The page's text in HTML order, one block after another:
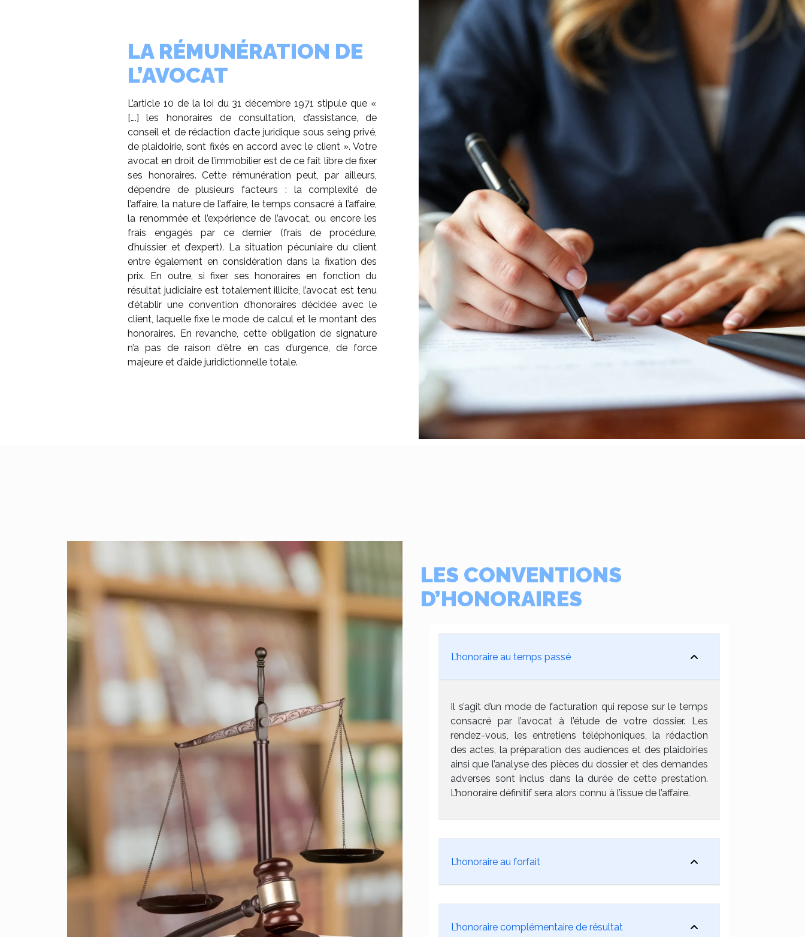
LA RÉMUNÉRATION DE
L’AVOCAT
L’article 10 de la loi du 31 décembre 1971 stipule que «
[….] les honoraires de consultation, d’assistance, de
conseil et de rédaction d’acte juridique sous seing privé,
de plaidoirie, sont fixés en accord avec le client ». Votre
avocat en droit de l’immobilier est de ce fait libre de fixer
ses honoraires. Cette rémunération peut, par ailleurs,
dépendre de plusieurs facteurs : la complexité de
l’affaire, la nature de l’affaire, le temps consacré à l’affaire,
la renommée et l’expérience de l’avocat, ou encore les
frais engagés par ce dernier (frais de procédure,
d’huissier et d’expert). La situation pécuniaire du client
entre également en considération dans la fixation des
prix. En outre, si fixer ses honoraires en fonction du
résultat judiciaire est totalement illicite, l’avocat est tenu
d’établir une convention d’honoraires décidée avec le
client, laquelle fixe le mode de calcul et le montant des
honoraires. En revanche, cette obligation de signature
n’a pas de raison d’être en cas d’urgence, de force
majeure et d’aide juridictionnelle totale.
LES CONVENTIONS
D’HONORAIRES
L’honoraire au temps passé
Il s’agit d’un mode de facturation qui repose sur le temps
consacré par l’avocat à l’étude de votre dossier. Les
rendez-vous, les entretiens téléphoniques, la rédaction
des actes, la préparation des audiences et des plaidoiries
ainsi que l’analyse des pièces du dossier et des demandes
adverses sont inclus dans la durée de cette prestation.
L’honoraire définitif sera alors connu à l’issue de l’affaire.
L’honoraire au forfait
L’honoraire complémentaire de résultat